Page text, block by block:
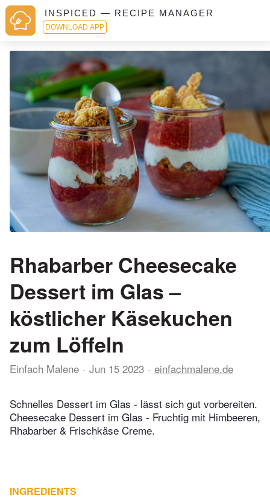
INSPICED — RECIPE MANAGER
DOWNLOAD APP
Rhabarber Cheesecake
Dessert im Glas –
köstlicher Käsekuchen
zum Löffeln
Einfach Malene Jun 15 2023 einfachmalene.de
Schnelles Dessert im Glas - lässt sich gut vorbereiten.
Cheesecake Dessert im Glas - Fruchtig mit Himbeeren,
Rhabarber & Frischkäse Creme.
INGREDIENTS